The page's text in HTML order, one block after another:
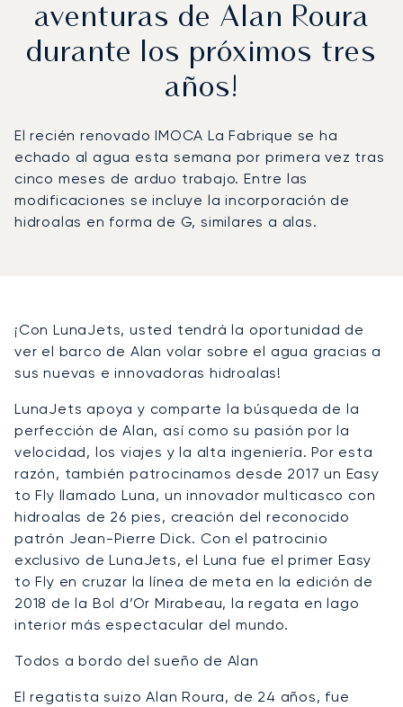
aventuras de Alan Roura
durante los próximos tres
años!
El recién renovado IMOCA La Fabrique se ha
echado al agua esta semana por primera vez tras
cinco meses de arduo trabajo. Entre las
modificaciones se incluye la incorporación de
hidroalas en forma de G, similares a alas.
¡Con LunaJets, usted tendrá la oportunidad de
ver el barco de Alan volar sobre el agua gracias a
sus nuevas e innovadoras hidroalas!
LunaJets apoya y comparte la búsqueda de la
perfección de Alan, así como su pasión por la
velocidad, los viajes y la alta ingeniería. Por esta
razón, también patrocinamos desde 2017 un Easy
to Fly llamado Luna, un innovador multicasco con
hidroalas de 26 pies, creación del reconocido
patrón Jean-Pierre Dick. Con el patrocinio
exclusivo de LunaJets, el Luna fue el primer Easy
to Fly en cruzar la línea de meta en la edición de
2018 de la Bol d’Or Mirabeau, la regata en lago
interior más espectacular del mundo.
Todos a bordo del sueño de Alan
El regatista suizo Alan Roura, de 24 años, fue